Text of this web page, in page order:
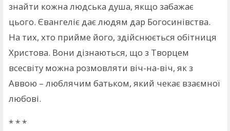
знайти кожна людська душа, якщо забажає
цього. Євангеліє дає людям дар Богосинівства.
На тих, хто прийме його, здійснюється обітниця
Христова. Вони дізнаються, що з Творцем
всесвіту можна розмовляти віч-на-віч, як з
Аввою – люблячим батьком, який чекає взаємної
любові.
* * *